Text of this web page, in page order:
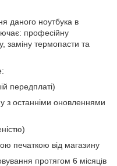
даного ноутбука в
професійну
заміну термопасти та
передплаті)
з останніми оновленнями
печаткою від магазину
протягом 6 місяців